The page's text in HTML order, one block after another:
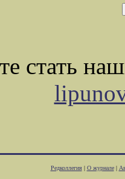
стать
Редколлегия| О журнале|